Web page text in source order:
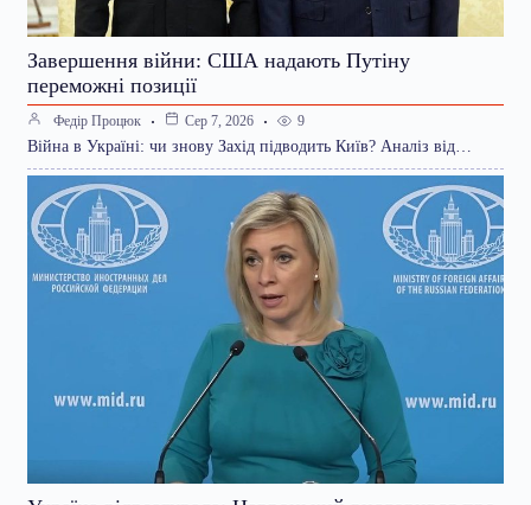
Завершення війни: США надають Путіну
переможні позиції
Федір Процюк Сер 7, 2026 9
Війна в Україні: чи знову Захід підводить Київ? Аналіз від…